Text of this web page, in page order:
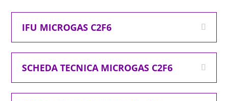
IFU MICROGAS C2F6
SCHEDA TECNICA MICROGAS C2F6